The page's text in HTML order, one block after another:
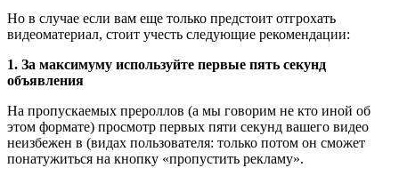
Но в случае если вам еще только предстоит отгрохать
видеоматериал, стоит учесть следующие рекомендации:
1. За максимуму используйте первые пять секунд
объявления
На пропускаемых прероллов (а мы говорим не кто иной об
этом формате) просмотр первых пяти секунд вашего видео
неизбежен в (видах пользователя: только потом он сможет
понатужиться на кнопку «пропустить рекламу».